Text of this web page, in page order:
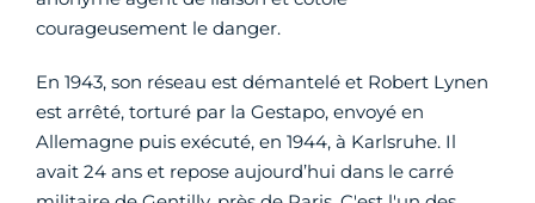
courageusement le danger.
En 1943, son réseau est démantelé et Robert Lynen
est arrêté, torturé par la Gestapo, envoyé en
Allemagne puis exécuté, en 1944, à Karlsruhe. Il
avait 24 ans et repose aujourd’hui dans le carré